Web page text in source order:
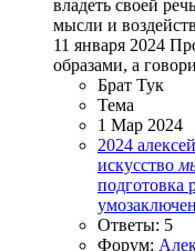
владеть своей
мысли и
11 января 2024
образами, а
Брат Тук
Тема
1 Мар 2024
2024
искусство
подготовка
Ответы: 5
Форум: